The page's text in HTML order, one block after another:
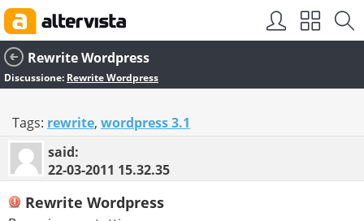
Rewrite Wordpress
Discussione: Rewrite Wordpress
Tags: rewrite, wordpress 3.1
said:
22-03-2011 15.32.35
Rewrite Wordpress